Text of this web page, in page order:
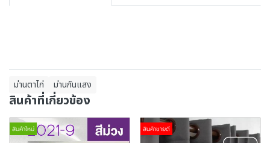
ม่านตาไก่ ม่านกันแสง
สินค้าที่เกี่ยวข้อง
สินค้าใหม่ สินค้าขายดี